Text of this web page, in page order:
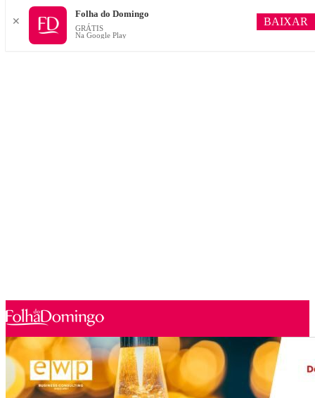
✕
Folha do Domingo
GRÁTIS
Na Google Play
BAIXAR